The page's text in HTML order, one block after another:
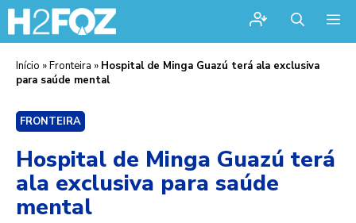
Início »Fronteira » Hospital de Minga Guazú terá ala exclusiva
para saúde mental
FRONTEIRA
Hospital de Minga Guazú terá
ala exclusiva para saúde
mental